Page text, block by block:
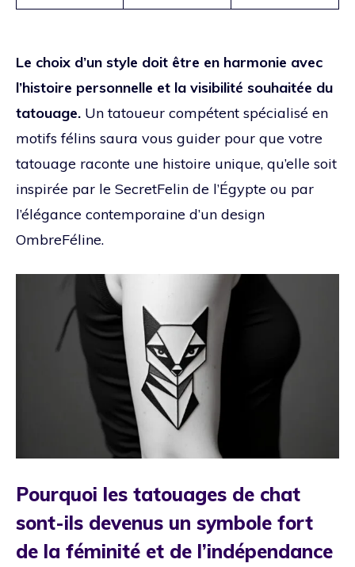
Le choix d’un style doit être en harmonie avec
l’histoire personnelle et la visibilité souhaitée du
tatouage. Un tatoueur compétent spécialisé en
motifs félins saura vous guider pour que votre
tatouage raconte une histoire unique, qu’elle soit
inspirée par le SecretFelin de l’Égypte ou par
l’élégance contemporaine d’un design
OmbreFéline.
Pourquoi les tatouages de chat
sont-ils devenus un symbole fort
de la féminité et de l’indépendance